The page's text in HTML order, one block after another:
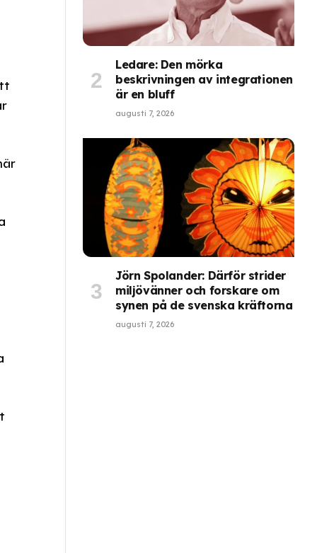
Ledare: Den mörka
beskrivningen av integrationen
är en bluff
augusti 7, 2026
Jörn Spolander: Därför strider
miljövänner och forskare om
synen på de svenska kräftorna
augusti 7, 2026